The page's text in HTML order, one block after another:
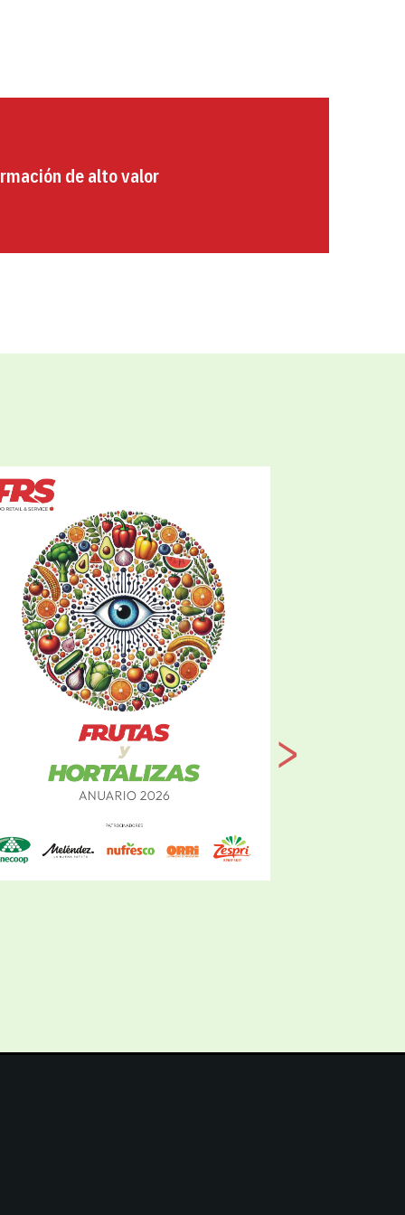
de alto valor